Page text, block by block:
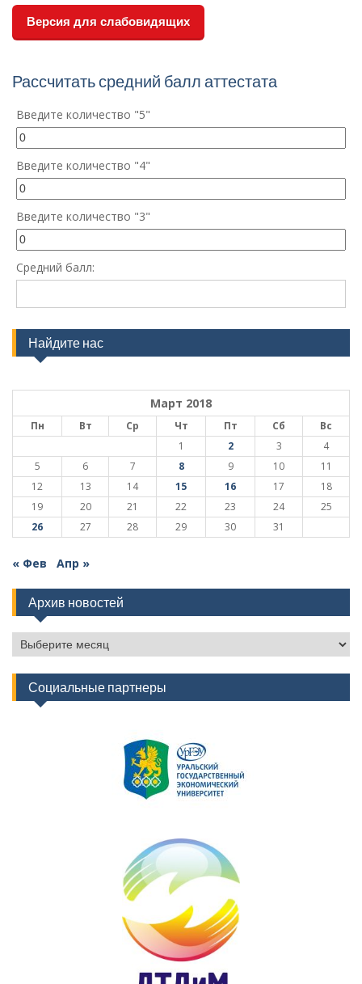
Версия для слабовидящих
Рассчитать средний балл аттестата
Введите количество "5"
Введите количество "4"
Введите количество "3"
Средний балл:
Найдите нас
Март 2018
Пн Вт Ср Чт Пт Сб
Вс
1
2 3
4
5
6 7 8 9 10
11
12
13 14 15 16 17
18
19
20 21 22 23 24
25
26
27 28 29 30 31
« Фев Апр »
Архив новостей
Архив
новостей
Социальные партнеры